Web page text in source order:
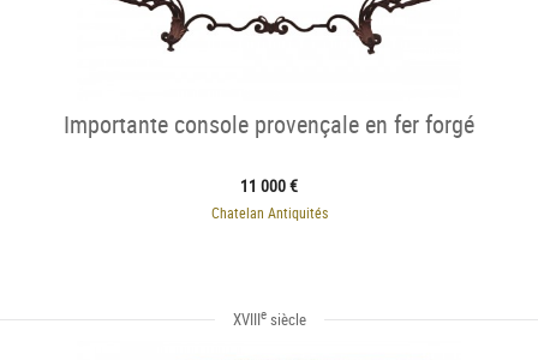
Importante console provençale en fer forgé
11 000 €
Chatelan Antiquités
XVIIIesiècle